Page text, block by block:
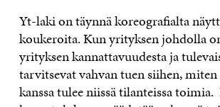
Yt-laki on täynnä koreografialta
koukeroita. Kun yrityksen johdolla
yrityksen kannattavuudesta ja
tarvitsevat vahvan tuen siihen,
kanssa tulee niissä tilanteissa